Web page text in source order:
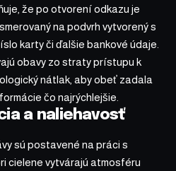
že po otvorení odkazu je
na podvrh vytvorený s
karty či ďalšie bankové údaje.
obavy zo straty prístupu k
nátlak, aby obeť zadala
čo najrýchlejšie.
a naliehavosť
sú postavené na práci s
cielene vytvárajú atmosféru